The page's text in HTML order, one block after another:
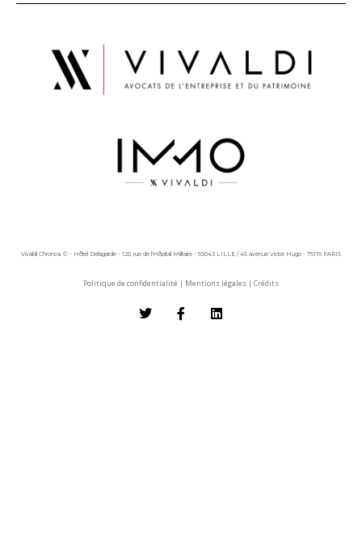
Vivaldi Chronos © - Hôtel Delagarde - 120, rue de l'Hôpital Militaire - 59043 LILLE / 45 avenue Victor Hugo - 75116 PARIS
Politique de confidentialité | Mentions légales | Crédits